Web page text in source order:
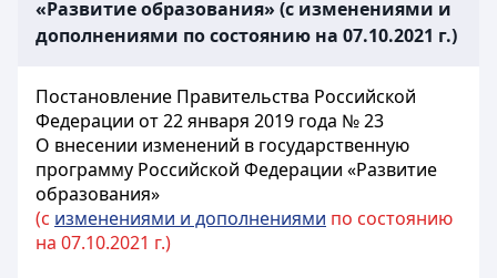
«Развитие образования» (с изменениями и
дополнениями по состоянию на 07.10.2021 г.)
Постановление Правительства Российской
Федерации от 22 января 2019 года № 23
О внесении изменений в государственную
программу Российской Федерации «Развитие
образования»
(с изменениями и дополнениями по состоянию
на 07.10.2021 г.)